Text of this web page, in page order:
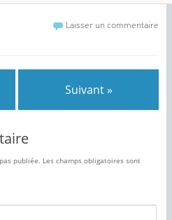
Laisser un commentaire
Suivant »
publiée. Les champs obligatoires sont